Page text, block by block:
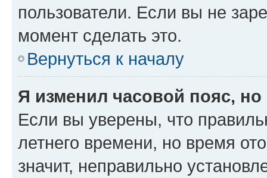
пользователи. Если вы не
момент сделать это.
Вернуться к началу
Я изменил часовой пояс,
Если вы уверены, что
летнего времени, но время
значит, неправильно